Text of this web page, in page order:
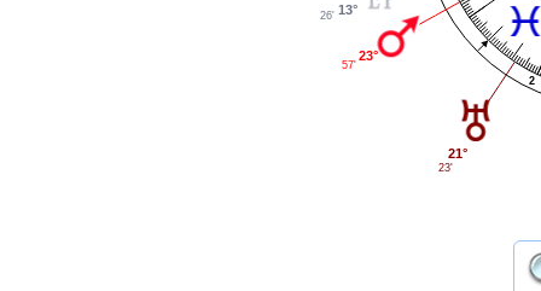
2
13°
26'
23°
57'
21°
23'